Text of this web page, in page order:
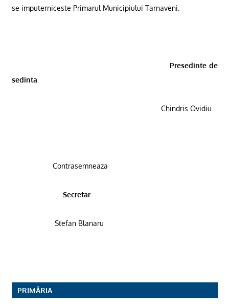
se imputerniceste Primarul Municipiului Tarnaveni.
Presedinte de
sedinta
Chindris Ovidiu
Contrasemneaza
Secretar
Stefan Blanaru
PRIMĂRIA